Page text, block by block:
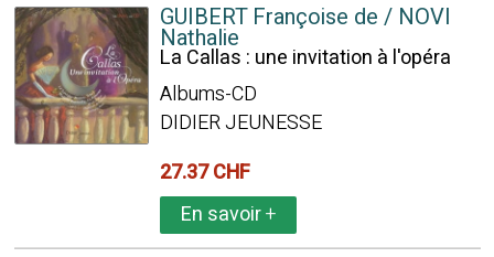
GUIBERT Françoise de / NOVI
Nathalie
La Callas : une invitation à l'opéra
Albums-CD
DIDIER JEUNESSE
27.37 CHF
En savoir+